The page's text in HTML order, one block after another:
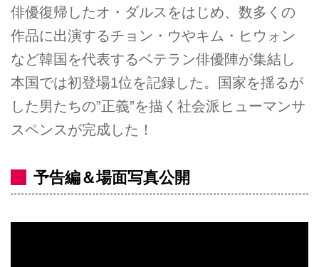
俳優復帰したオ・ダルスをはじめ、数多くの
作品に出演するチョン・ウやキム・ヒウォン
など韓国を代表するベテラン俳優陣が集結し
本国では初登場1位を記録した。国家を揺るが
した男たちの”正義”を描く社会派ヒューマンサ
スペンスが完成した！
予告編＆場面写真公開